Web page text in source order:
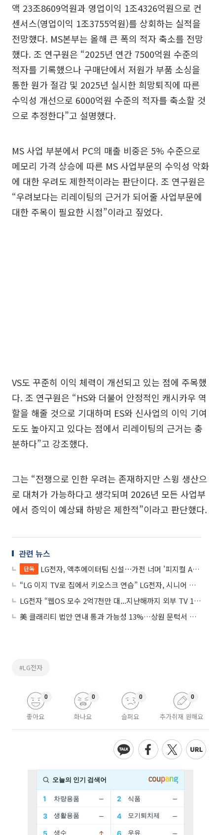
액 23조8609억원과 영업이익 1조4326억원으로 컨
센서스(영업이익 1조3755억원)를 상회하는 실적을
전망했다. MS본부는 올해 큰 폭의 적자 축소를 전망
했다. 조 연구원은 “2025년 연간 7500억원 수준의
적자를 기록했으나 구매단에서 저원가 부품 소싱을
통한 원가 절감 및 2025년 실시한 희망퇴직에 따른
수익성 개선으로 6000억원 수준의 적자를 축소할 것
으로 추정한다”고 설명했다.
MS 사업 부분에서 PC의 매출 비중은 5% 수준으로
메모리 가격 상승에 따른 MS 사업부문의 수익성 악화
에 대한 우려도 제한적이라는 판단이다. 조 연구원은
“우려보다는 리레이팅의 근거가 되어줄 사업부문에
대한 주목이 필요한 시점”이라고 짚었다.
VS도 꾸준히 이익 체력이 개선되고 있는 점에 주목했
다. 조 연구원은 “HS와 더불어 안정적인 캐시카우 역
할을 해줄 것으로 기대하며 ES와 신사업의 이익 기여
도도 높아지고 있다는 점에서 리레이팅의 근거는 충
분하다”고 강조했다.
그는 “전쟁으로 인한 우려는 존재하지만 스윙 생산으
로 대처가 가능하다고 생각되며 2026년 모든 사업부
에서 증익이 예상돼 하방은 제한적”이라고 판단했다.
관련 뉴스
단독
LG전자, 액추에이터팀 신설⋯가전 너머 '피지컬 AI'로
“LG 이지 TV로 집에서 키오스크 연습” LG전자, 시니어 맞춤 서비스 확대
LG전자 “웹OS 모수 2억7천만 대...지난해까지 외부 TV 1500만대 공급”
美 클래리티 법안 연내 통과 가능성 13%…상원 문턱서 제동
#LG전자
좋아요
0
화나요
0
슬퍼요
0
추가취재 원해요
0